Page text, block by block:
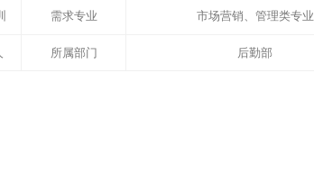
需求专业 市场营销、管理类专业
所属部门 后勤部